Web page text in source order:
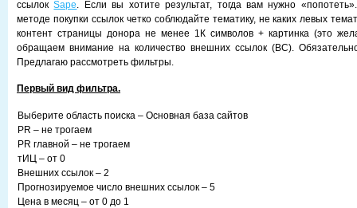
ссылокSape. Если вы хотите результат, тогда вам нужно
методе покупки ссылок четко соблюдайте тематику, не каких левых
контент страницы донора не менее 1К символов + картинка (это
обращаем внимание на количество внешних ссылок (ВС).
Предлагаю рассмотреть фильтры.
Первый вид фильтра.
Выберите область поиска – Основная база сайтов
PR – не трогаем
PR главной – не трогаем
тИЦ – от 0
Внешних ссылок – 2
Прогнозируемое число внешних ссылок – 5
Цена в месяц – от 0 до 1